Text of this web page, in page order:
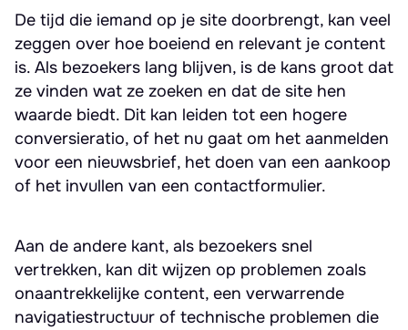
De tijd die iemand op je site doorbrengt, kan veel
zeggen over hoe boeiend en relevant je content
is. Als bezoekers lang blijven, is de kans groot dat
ze vinden wat ze zoeken en dat de site hen
waarde biedt. Dit kan leiden tot een hogere
conversieratio, of het nu gaat om het aanmelden
voor een nieuwsbrief, het doen van een aankoop
of het invullen van een contactformulier.
Aan de andere kant, als bezoekers snel
vertrekken, kan dit wijzen op problemen zoals
onaantrekkelijke content, een verwarrende
navigatiestructuur of technische problemen die